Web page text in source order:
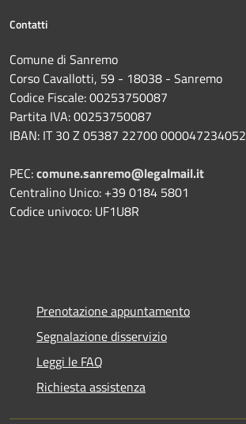
Contatti
Comune di Sanremo
Corso Cavallotti, 59 - 18038 - Sanremo
Codice Fiscale: 00253750087
Partita IVA: 00253750087
IBAN: IT 30 Z 05387 22700 000047234052
PEC:comune.sanremo@legalmail.it
Centralino Unico: +39 0184 5801
Codice univoco: UF1U8R
Prenotazione appuntamento
Segnalazione disservizio
Leggi le FAQ
Richiesta assistenza